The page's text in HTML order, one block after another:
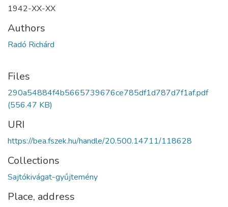
1942-XX-XX
Authors
Radó Richárd
Files
290a54884f4b5665739676ce785df1d787d7f1af.pdf
(556.47 KB)
URI
https://bea.fszek.hu/handle/20.500.14711/118628
Collections
Sajtókivágat-gyűjtemény
Place, address